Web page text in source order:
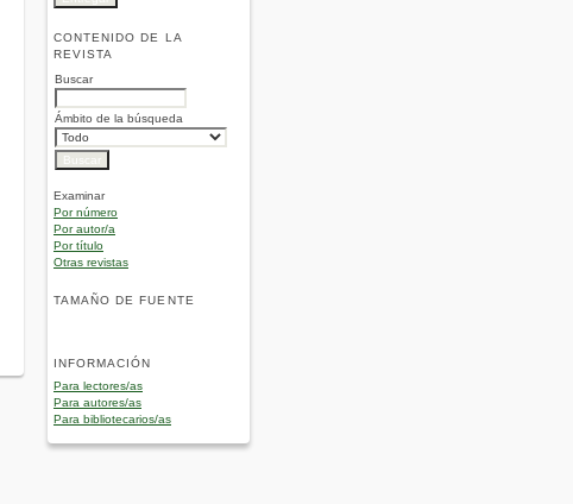
CONTENIDO DE LA
REVISTA
Buscar
Ámbito de la búsqueda
Examinar
Por número
Por autor/a
Por título
Otras revistas
TAMAÑO DE FUENTE
INFORMACIÓN
Para lectores/as
Para autores/as
Para bibliotecarios/as